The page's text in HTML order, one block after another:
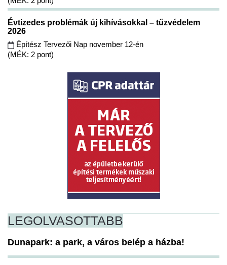
Évtizedes problémák új kihívásokkal – tűzvédelem
2026
Építész Tervezői Nap november 12-én
(MÉK: 2 pont)
LEGOLVASOTTABB
Dunapark: a park, a város belép a házba!